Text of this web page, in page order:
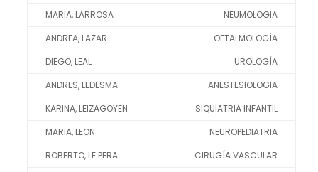
MARIA, LARROSA
NEUMOLOGIA
ANDREA, LAZAR
OFTALMOLOGÍA
DIEGO, LEAL
UROLOGÍA
ANDRES, LEDESMA
ANESTESIOLOGIA
KARINA, LEIZAGOYEN
SIQUIATRIA INFANTIL
MARIA, LEON
NEUROPEDIATRIA
ROBERTO, LE PERA
CIRUGÍA VASCULAR